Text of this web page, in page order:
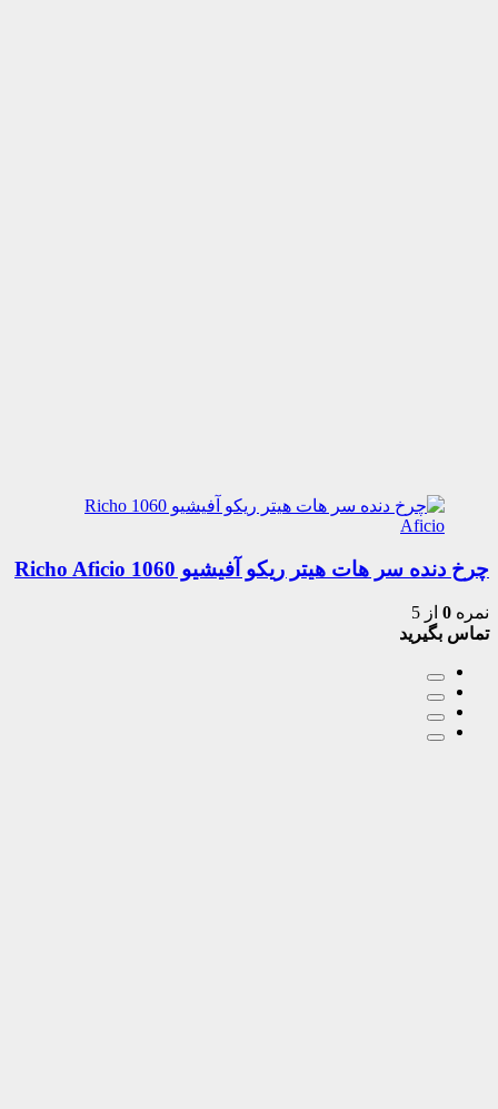
چرخ دنده سر هات هیتر ریکو آفیشیو 1060 Richo Aficio
نمره 0 از 5
تماس بگیرید